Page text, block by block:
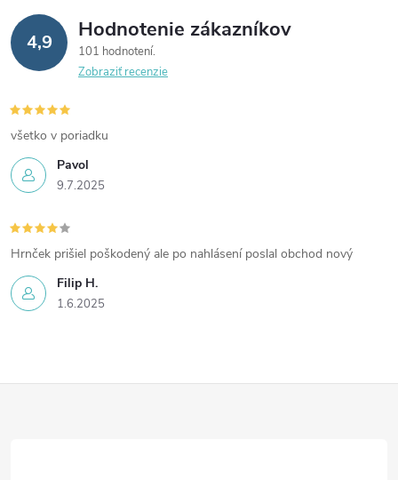
4,9 Hodnotenie zákazníkov
101 hodnotení
Zobraziť recenzie
Pavol
9.7.2025
všetko v poriadku
Filip H.
1.6.2025
Hrnček prišiel poškodený ale po nahlásení poslal obchod nový